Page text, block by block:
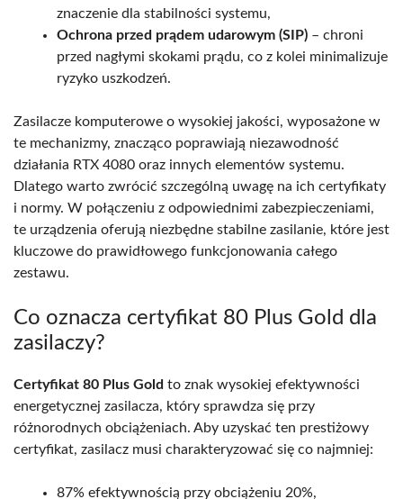
znaczenie dla stabilności systemu,
Ochrona przed prądem udarowym (SIP) – chroni
przed nagłymi skokami prądu, co z kolei minimalizuje
ryzyko uszkodzeń.
Zasilacze komputerowe o wysokiej jakości, wyposażone w
te mechanizmy, znacząco poprawiają niezawodność
działania RTX 4080 oraz innych elementów systemu.
Dlatego warto zwrócić szczególną uwagę na ich certyfikaty
i normy. W połączeniu z odpowiednimi zabezpieczeniami,
te urządzenia oferują niezbędne stabilne zasilanie, które jest
kluczowe do prawidłowego funkcjonowania całego
zestawu.
Co oznacza certyfikat 80 Plus Gold dla
zasilaczy?
Certyfikat 80 Plus Gold to znak wysokiej efektywności
energetycznej zasilacza, który sprawdza się przy
różnorodnych obciążeniach. Aby uzyskać ten prestiżowy
certyfikat, zasilacz musi charakteryzować się co najmniej:
87% efektywnością przy obciążeniu 20%,